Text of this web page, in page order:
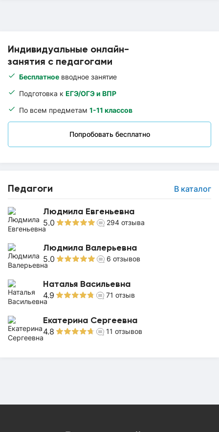
Индивидуальные онлайн-
занятия с педагогами
Бесплатное вводное занятие
Подготовка к ЕГЭ/ОГЭ и ВПР
По всем предметам 1-11 классов
Попробовать бесплатно
Педагоги В каталог
Людмила Евгеньевна
5.0 294 отзыва
Людмила Валерьевна
5.0 6 отзывов
Наталья Васильевна
4.9 71 отзыв
Екатерина Сергеевна
4.8 11 отзывов